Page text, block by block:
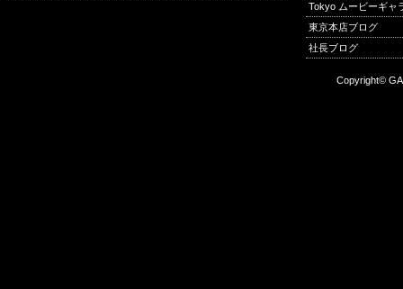
Tokyo ムービーギャ
東京本店ブログ
社長ブログ
Copyright©